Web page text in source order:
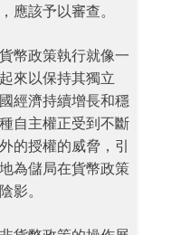
應該予以審查。
幣政策執行就像一
來以保持其獨立
經濟持續增長和穩
自主權正受到不斷
的授權的威脅，引
為儲局在貨幣政策
影。